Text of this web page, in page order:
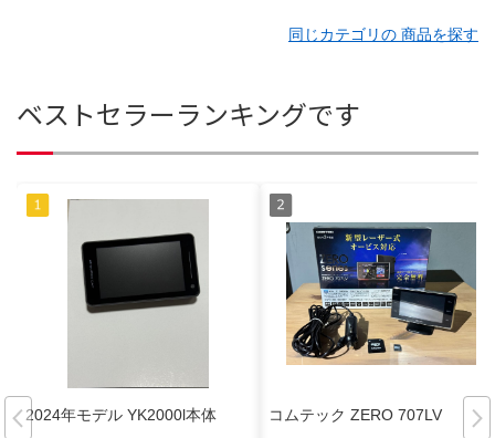
同じカテゴリの 商品を探す
ベストセラーランキングです
2024年モデル YK2000l本体 コムテック ZERO 707LV